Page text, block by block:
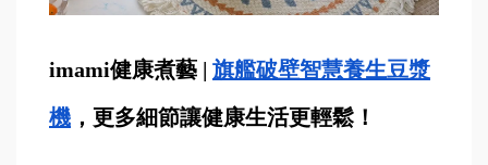
imami健康煮藝 | 旗艦破壁智慧養生豆漿
機 ，更多細節讓健康生活更輕鬆！